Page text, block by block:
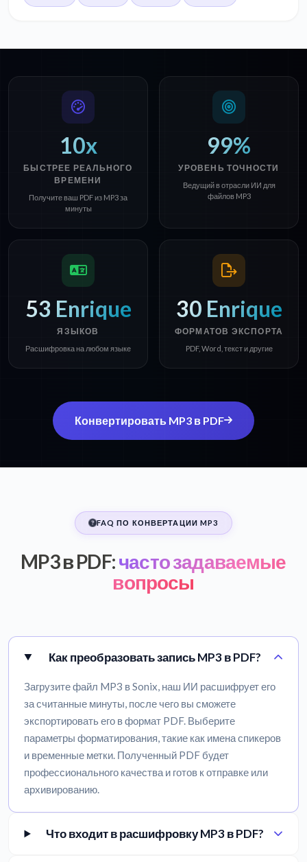
10x
БЫСТРЕЕ РЕАЛЬНОГО
ВРЕМЕНИ
Получите ваш PDF из MP3 за
минуты
99%
УРОВЕНЬ ТОЧНОСТИ
Ведущий в отрасли ИИ для
файлов MP3
53 Enrique
ЯЗЫКОВ
Расшифровка на любом языке
30 Enrique
ФОРМАТОВ ЭКСПОРТА
PDF, Word, текст и другие
Конвертировать MP3 в PDF
FAQ ПО КОНВЕРТАЦИИ MP3
MP3 в PDF:часто задаваемые
вопросы
Как преобразовать запись MP3 в PDF?
Загрузите файл MP3 в Sonix, наш ИИ расшифрует его
за считанные минуты, после чего вы сможете
экспортировать его в формат PDF. Выберите
параметры форматирования, такие как имена спикеров
и временные метки. Полученный PDF будет
профессионального качества и готов к отправке или
архивированию.
Что входит в расшифровку MP3 в PDF?